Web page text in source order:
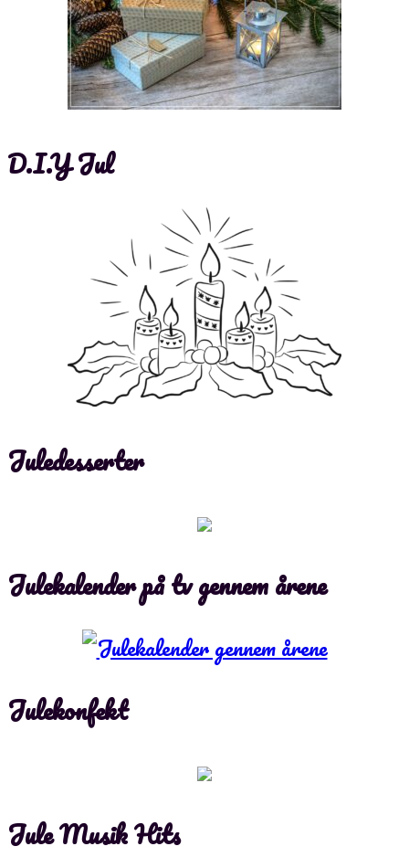
D.I.Y Jul
Juledesserter
Julekalender på tv gennem årene
Julekonfekt
Jule Musik Hits